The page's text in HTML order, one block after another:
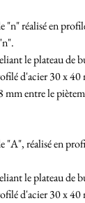
"n" réalisé en
le plateau de
d'acier 30 x 40
mm entre le
"A", réalisé en
le plateau de
d'acier 30 x 40